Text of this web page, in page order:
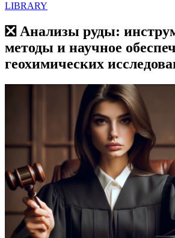
LIBRARY
❎ Анализы руды:
методы и научное
геохимических